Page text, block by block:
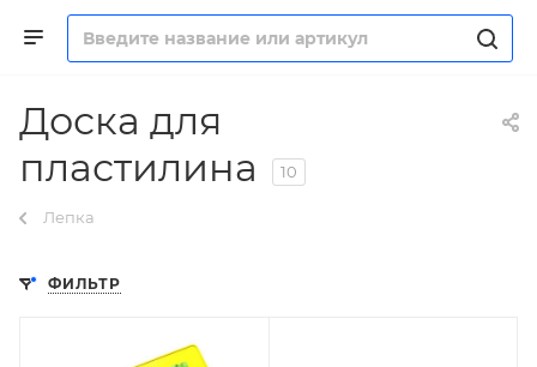
Доска для
пластилина
10
Лепка
ФИЛЬТР